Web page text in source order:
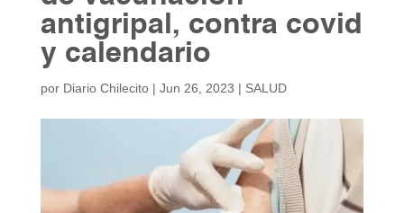
antigripal, contra covid
y calendario
por Diario Chilecito| Jun 26, 2023 | SALUD